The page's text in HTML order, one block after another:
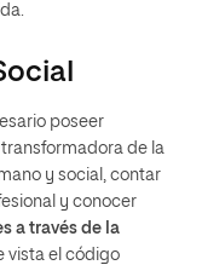
poseer
de la
y social, contar
y conocer
a través de la
vista el código